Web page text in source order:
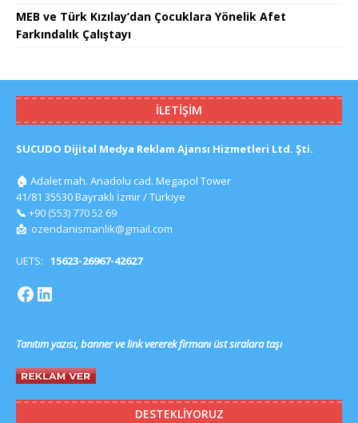
MEB ve Türk Kızılay’dan Çocuklara Yönelik Afet
Farkındalık Çalıştayı
İLETIŞIM
SUCUDO Dijital Medya Reklam Ajansı Hizmetleri Ltd. Şti.
🏠 Adalet mah. Anadolu cad. Megapol Tower
41/81 35530 Bayraklı İzmir / Türkiye
📞 +90 (553) 770 52 69
📩 ozendanismanlik@gmail.com
UETS: 15623-26967-42627
Tanıtım yazısı, banner ve link vererek firmanı üst sıralara taşı
DESTEKLIYORUZ